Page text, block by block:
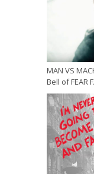
MAN VS
Bell of FEAR